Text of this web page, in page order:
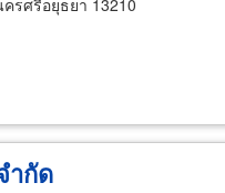
รศรีอยุธยา 13210
ำกัด